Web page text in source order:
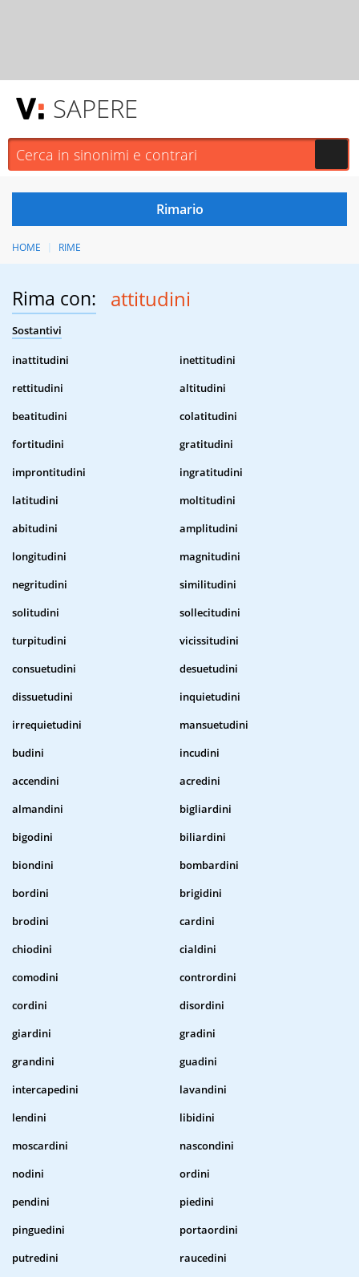
SAPERE
HOME RIME
Rima con: attitudini
Sostantivi
inattitudini
inettitudini
rettitudini
altitudini
beatitudini
colatitudini
fortitudini
gratitudini
improntitudini
ingratitudini
latitudini
moltitudini
abitudini
amplitudini
longitudini
magnitudini
negritudini
similitudini
solitudini
sollecitudini
turpitudini
vicissitudini
consuetudini
desuetudini
dissuetudini
inquietudini
irrequietudini
mansuetudini
budini
incudini
accendini
acredini
almandini
bigliardini
bigodini
biliardini
biondini
bombardini
bordini
brigidini
brodini
cardini
chiodini
cialdini
comodini
contrordini
cordini
disordini
giardini
gradini
grandini
guadini
intercapedini
lavandini
lendini
libidini
moscardini
nascondini
nodini
ordini
pendini
piedini
pinguedini
portaordini
putredini
raucedini